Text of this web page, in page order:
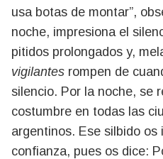
usa botas de montar”,
noche, impresiona el
pitidos prolongados y,
vigilantes rompen de
silencio. Por la noche, se
costumbre en todas las
argentinos. Ese silbido
confianza, pues os dice: